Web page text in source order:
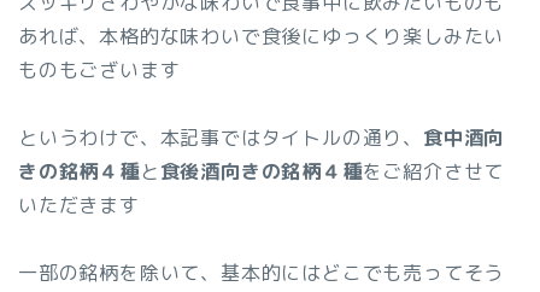
あれば、本格的な味わいで食後にゆっくり楽しみたい
ものもございます
というわけで、本記事ではタイトルの通り、 食中酒向
きの銘柄４種と食後酒向きの銘柄４種をご紹介させて
いただきます
一部の銘柄を除いて、基本的にはどこでも売ってそう